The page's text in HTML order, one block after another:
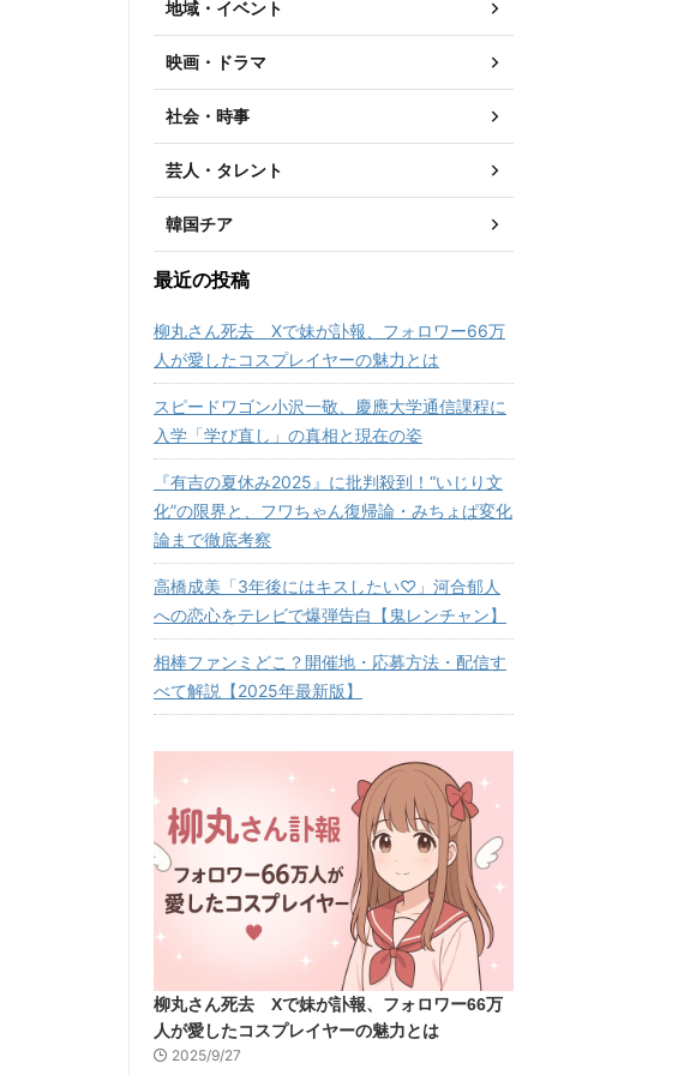
地域・イベント
映画・ドラマ
社会・時事
芸人・タレント
韓国チア
最近の投稿
柳丸さん死去 Xで妹が訃報、フォロワー66万
人が愛したコスプレイヤーの魅力とは
スピードワゴン小沢一敬、慶應大学通信課程に
入学「学び直し」の真相と現在の姿
『有吉の夏休み2025』に批判殺到！“いじり文
化”の限界と、フワちゃん復帰論・みちょぱ変化
論まで徹底考察
高橋成美「3年後にはキスしたい♡」河合郁人
への恋心をテレビで爆弾告白【鬼レンチャン】
相棒ファンミどこ？開催地・応募方法・配信す
べて解説【2025年最新版】
柳丸さん死去 Xで妹が訃報、フォロワー66万
人が愛したコスプレイヤーの魅力とは
2025/9/27